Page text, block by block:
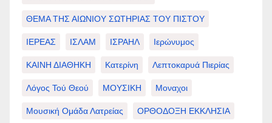
ΘΕΜΑ ΤΗΣ ΑΙΩΝΙΟΥ ΣΩΤΗΡΙΑΣ ΤΟΥ ΠΙΣΤΟΥ
ΙΕΡΕΑΣ ΙΣΛΑΜ ΙΣΡΑΗΛ Ιερώνυμος
ΚΑΙΝΗ ΔΙΑΘΗΚΗ Κατερίνη Λεπτοκαρυά Πιερίας
Λόγος Τού Θεού ΜΟΥΣΙΚΗ Μοναχοι
Μουσική Ομάδα Λατρείας ΟΡΘΟΔΟΞΗ ΕΚΚΛΗΣΙΑ